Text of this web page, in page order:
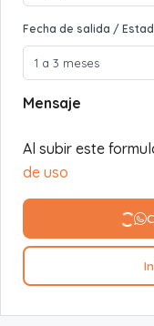
Fecha de salida /
Mensaje
Al subir este
de uso